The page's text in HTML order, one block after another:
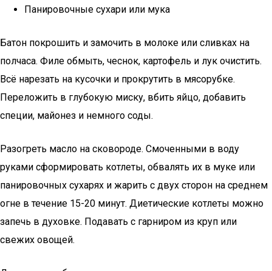
Панировочные сухари или мука
Батон покрошить и замочить в молоке или сливках на
полчаса. Филе обмыть, чеснок, картофель и лук очистить.
Всё нарезать на кусочки и прокрутить в мясорубке.
Переложить в глубокую миску, вбить яйцо, добавить
специи, майонез и немного соды.
Разогреть масло на сковороде. Смоченными в воду
руками сформировать котлеты, обвалять их в муке или
панировочных сухарях и жарить с двух сторон на среднем
огне в течение 15-20 минут. Диетические котлеты можно
запечь в духовке. Подавать с гарниром из круп или
свежих овощей.